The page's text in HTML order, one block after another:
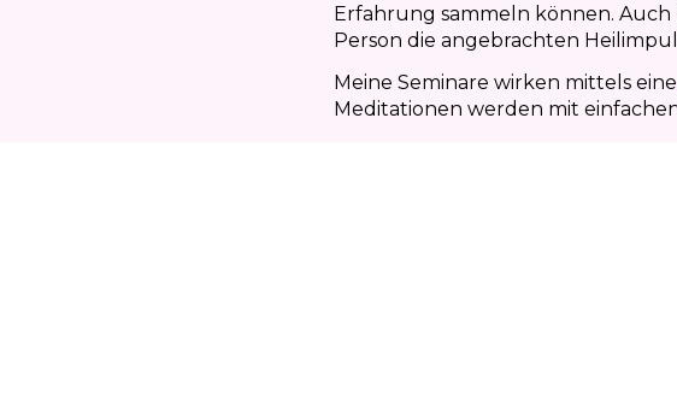
Erfahrung sammeln können.
Person die angebrachten
Meine Seminare wirken mittels
Meditationen werden mit